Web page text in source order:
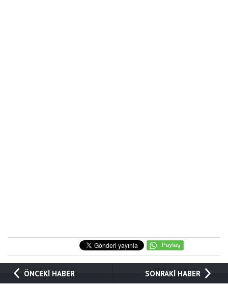
ÖNCEKİ HABER SONRAKİ HABER